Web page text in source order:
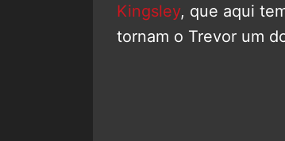
Kingsley, que aqui
tornam o Trevor um